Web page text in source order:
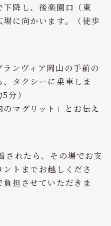
降し、後楽園口（東
に向かいます。（徒歩
ンヴィア岡山の手前の
タクシーに乗車しま
分）
マグリット」とお伝え
されたら、その場でお支
トまでお越しくださ
担させていただきま